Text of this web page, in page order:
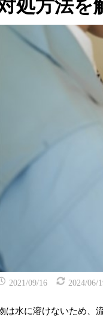
2021/09/16 2024/06/
は水に溶けないため、